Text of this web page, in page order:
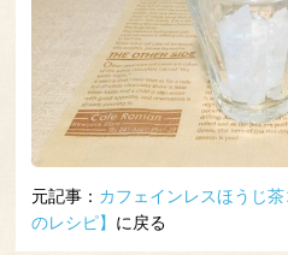
元記事： カフェインレスほうじ
のレシピ】 に戻る